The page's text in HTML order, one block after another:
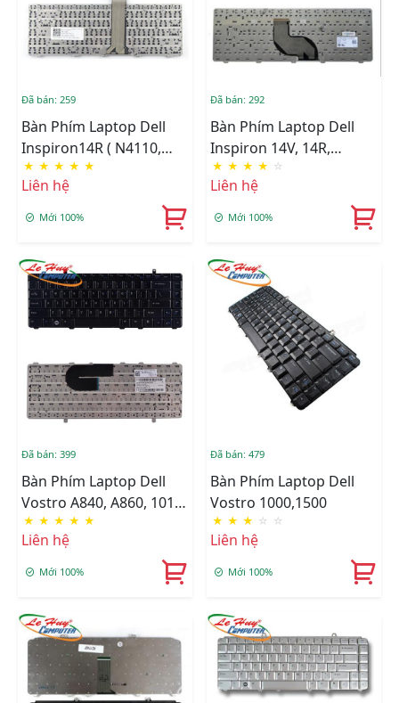
Đã bán: 259
Bàn Phím Laptop Dell
Inspiron14R ( N4110,
N4050)
★ ★ ★ ★ ★
Liên hệ
Mới 100%
Đã bán: 292
Bàn Phím Laptop Dell
Inspiron 14V, 14R,
N4010, N4020, N4030,
M5030
★ ★ ★ ★ ☆
Liên hệ
Mới 100%
Đã bán: 399
Bàn Phím Laptop Dell
Vostro A840, A860, 1014,
1018
★ ★ ★ ★ ★
Liên hệ
Mới 100%
Đã bán: 479
Bàn Phím Laptop Dell
Vostro 1000,1500
★ ★ ★ ☆ ☆
Liên hệ
Mới 100%